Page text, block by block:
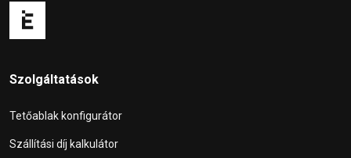
Szolgáltatások
Tetőablak konfigurátor
Szállítási díj kalkulátor